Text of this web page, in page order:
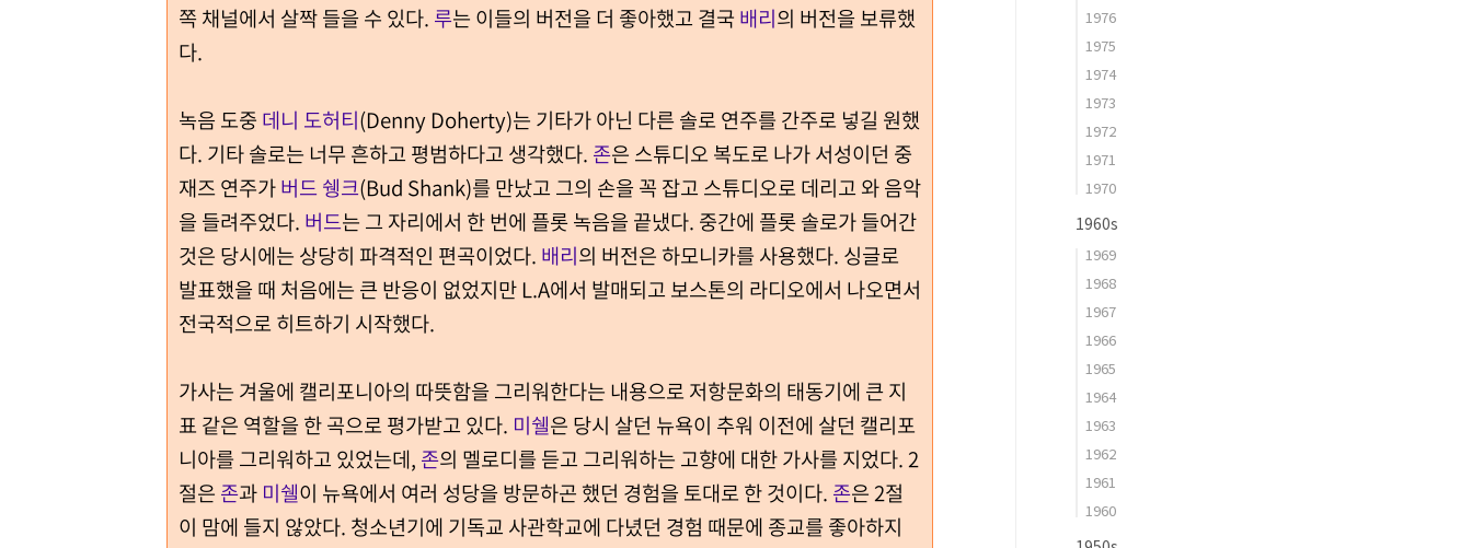
쪽 채널에서 살짝 들을 수 있다. 루는 이들의 버전을 더 좋아했고 결국배리의 버전을 보류했
다.
녹음 도중 데니 도허티(Denny Doherty)는 기타가 아닌 다른 솔로 연주를 간주로 넣길 원했
다. 기타 솔로는 너무 흔하고 평범하다고 생각했다. 존은 스튜디오 복도로 나가 서성이던 중
재즈 연주가버드 쉥크(Bud Shank)를 만났고 그의 손을 꼭 잡고 스튜디오로 데리고 와 음악
을 들려주었다. 버드는 그 자리에서 한 번에 플롯 녹음을 끝냈다. 중간에 플롯 솔로가 들어간
것은 당시에는 상당히 파격적인 편곡이었다. 배리의 버전은 하모니카를 사용했다. 싱글로
발표했을 때 처음에는 큰 반응이 없었지만 L.A에서 발매되고 보스톤의 라디오에서 나오면서
전국적으로 히트하기 시작했다.
가사는 겨울에 캘리포니아의 따뜻함을 그리워한다는 내용으로 저항문화의 태동기에 큰 지
표 같은 역할을 한 곡으로 평가받고 있다. 미쉘은 당시 살던 뉴욕이 추워 이전에 살던 캘리포
니아를 그리워하고 있었는데, 존의 멜로디를 듣고 그리워하는 고향에 대한 가사를 지었다. 2
절은 존과 미쉘이 뉴욕에서 여러 성당을 방문하곤 했던 경험을 토대로 한 것이다. 존은 2절
이 맘에 들지 않았다. 청소년기에 기독교 사관학교에 다녔던 경험 때문에 종교를 좋아하지
1976
1975
1974
1973
1972
1971
1970
1960s
1969
1968
1967
1966
1965
1964
1963
1962
1961
1960